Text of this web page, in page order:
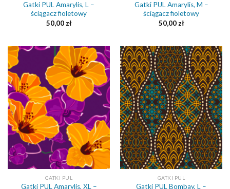
Gatki PUL Amarylis, L –
ściągacz fioletowy
50,00 zł
Gatki PUL Amarylis, M –
ściągacz fioletowy
50,00 zł
GATKI PUL
Gatki PUL Amarylis, XL –
GATKI PUL
Gatki PUL Bombay, L –